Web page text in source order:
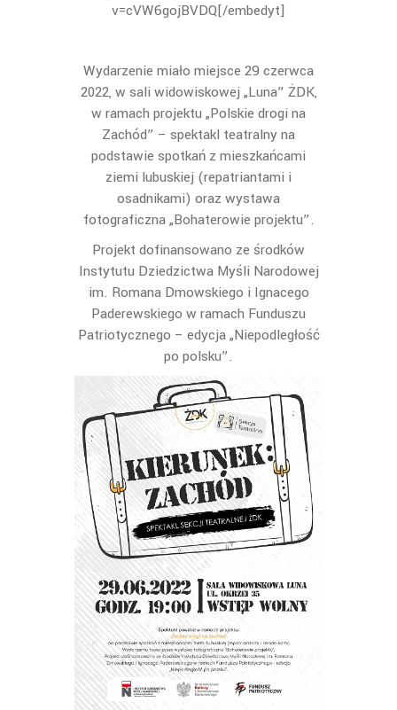
v=cVW6gojBVDQ[/embedyt]
Wydarzenie miało miejsce 29 czerwca
2022, w sali widowiskowej „Luna” ŻDK,
w ramach projektu „Polskie drogi na
Zachód” – spektakl teatralny na
podstawie spotkań z mieszkańcami
ziemi lubuskiej (repatriantami i
osadnikami) oraz wystawa
fotograficzna „Bohaterowie projektu”.
Projekt dofinansowano ze środków
Instytutu Dziedzictwa Myśli Narodowej
im. Romana Dmowskiego i Ignacego
Paderewskiego w ramach Funduszu
Patriotycznego – edycja „Niepodległość
po polsku”.